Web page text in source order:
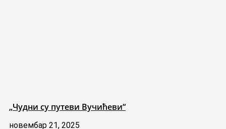
„Чудни су путеви Вучићеви“
новембар 21, 2025